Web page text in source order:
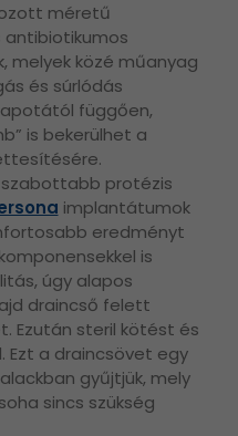
méretű
melyek közé műanyag
és súrlódás
függően,
is bekerülhet a
szabottabb protézis
implantátumok
eredményt
is
úgy alapos
draincső felett
Ezután steril kötést és
Ezt a draincsövet egy
gyűjtjük, mely
sincs szükség